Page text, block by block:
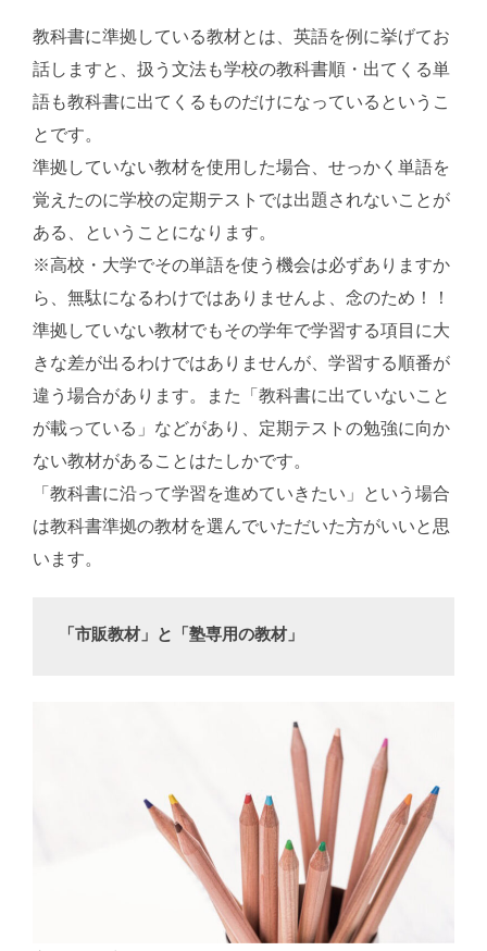
教科書に準拠している教材とは、英語を例に挙げてお
話しますと、扱う文法も学校の教科書順・出てくる単
語も教科書に出てくるものだけになっているというこ
とです。
準拠していない教材を使用した場合、せっかく単語を
覚えたのに学校の定期テストでは出題されないことが
ある、ということになります。
※高校・大学でその単語を使う機会は必ずありますか
ら、無駄になるわけではありませんよ、念のため！！
準拠していない教材でもその学年で学習する項目に大
きな差が出るわけではありませんが、学習する順番が
違う場合があります。また「教科書に出ていないこと
が載っている」などがあり、定期テストの勉強に向か
ない教材があることはたしかです。
「教科書に沿って学習を進めていきたい」という場合
は教科書準拠の教材を選んでいただいた方がいいと思
います。
「市販教材」と「塾専用の教材」